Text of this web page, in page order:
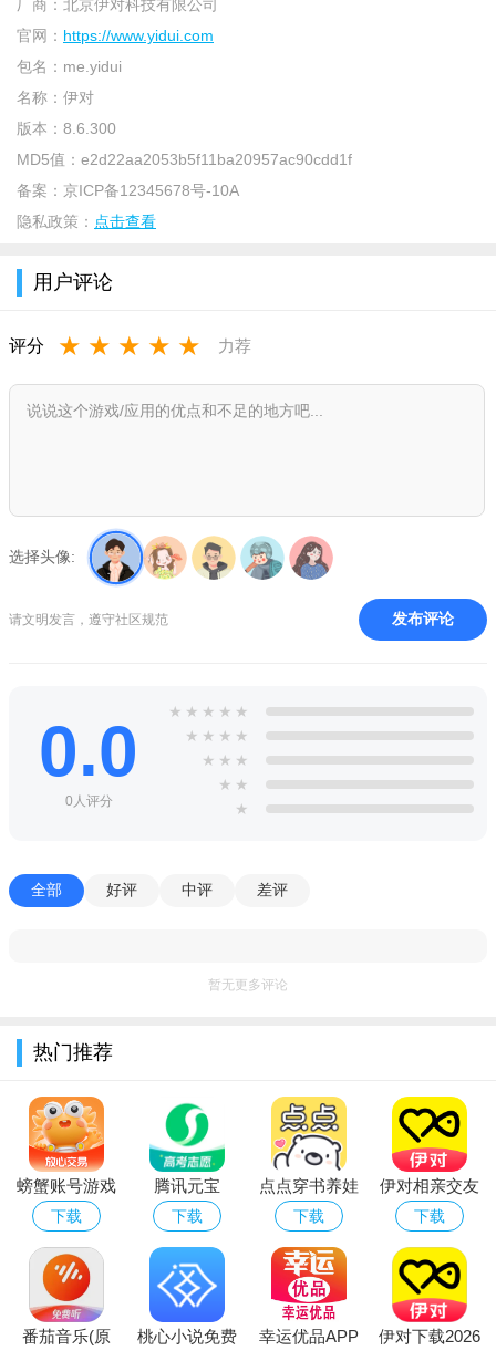
1、首页“广场推荐”板块展示附近在线用户，标注距离、年
2、系统自动推荐契合用户偏好的对象，匹配用户热情主动，
消息回复率高。
频或多人连麦互动。
5、由红娘主持把控节奏，帮助用户破冰互动，缓解单独聊天
的尴尬。
7、在线见证平台情侣的婚礼过程，用户可围观沾喜气。
8、4万+活跃红娘提供专业主持，助力交友活动开展，同时支
持用户申请成为红娘。
愿等方式互动。
厂商： 北京伊对科技有限公司
官网： https://www.yidui.com
包名： me.yidui
名称： 伊对
版本： 8.6.300
MD5值： e2d22aa2053b5f11ba20957ac90cdd1f
备案： 京ICP备12345678号-10A
隐私政策： 点击查看
用户评论
评分 ★ ★ ★ ★ ★ 力荐
选择头像:
请文明发言，遵守社区规范 发布评论
0.0
0人评分
★ ★ ★ ★ ★
★ ★ ★ ★
★ ★ ★
★ ★
★
全部 好评 中评 差评
暂无更多评论
热门推荐
螃蟹账号游戏
账号交易平台
官方下载安装
最新版本
下载
腾讯元宝
deepseek满
血版免费下载
下载
点点穿书养娃
模拟器下载
2026官方最新
版
下载
伊对相亲交友
app下载官方
2026
下载
番茄音乐(原
桃心小说免费
幸运优品APP
伊对下载2026